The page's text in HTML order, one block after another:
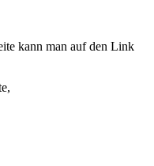
kann man auf den Link